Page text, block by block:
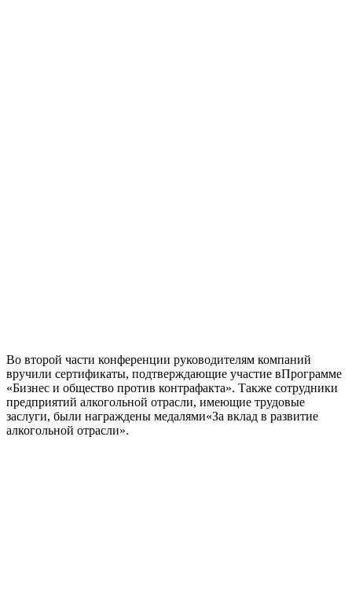
Во второй части конференции руководителям компаний
вручили сертификаты, подтверждающие участие вПрограмме
«Бизнес и общество против контрафакта». Также сотрудники
предприятий алкогольной отрасли, имеющие трудовые
заслуги, были награждены медалями«За вклад в развитие
алкогольной отрасли».